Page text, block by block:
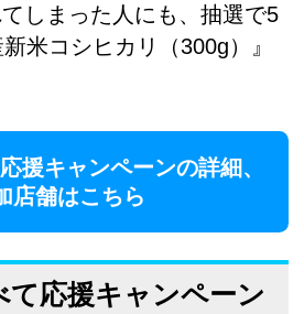
しまった人にも、抽選で5
米コシヒカリ（300g）』
援キャンペーンの詳細、
店舗はこちら
応援キャンペーン